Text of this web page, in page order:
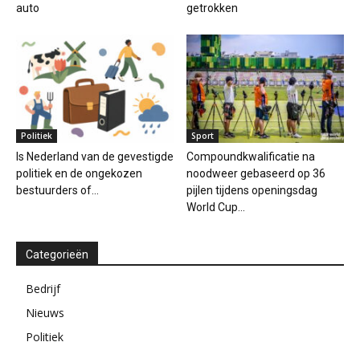
auto
getrokken
Politiek
Is Nederland van de gevestigde
politiek en de ongekozen
bestuurders of...
Sport
Compoundkwalificatie na
noodweer gebaseerd op 36
pijlen tijdens openingsdag
World Cup...
Categorieën
Bedrijf
Nieuws
Politiek